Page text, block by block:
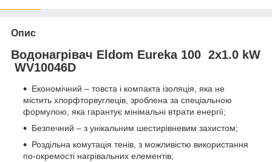
Опис
Водонагрівач Eldom Eureka 100 2x1.0 kW
WV10046D
Економічний – товста і компакта ізоляція, яка не
містить хлорфторвуглеців, зроблена за спеціальною
формулою, яка гарантує мінімальні втрати енергії;
Безпечний – з унікальним шестирівневим захистом;
Роздільна комутація тенів, з можливістю використання
по-окремості нагрівальних елементів;